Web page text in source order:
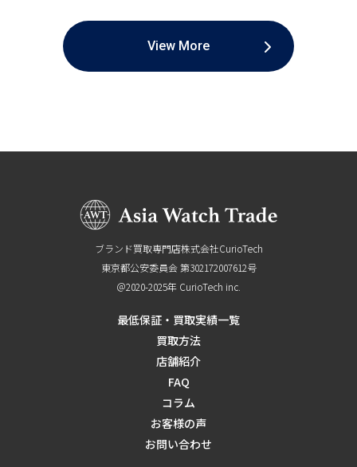
プラス査定になることがある）
3. 個人情報の取り扱いについて
るために必要な手続きです。
買取の際には、法律に基づいた本人確認書類が必要で
す。2020年2月4日以降に発行されたパスポートは単体
では使用できないため、補助書類が必要になります。
また、保証書や付属品が揃っていると査定額がアップ
する可能性があります。買取に関する詳細や、身分証
明書の確認については、お気軽にLINEまたはお電話で
お問い合わせください。
用できなくなりました
✔ ただし、通常の買取取引では本人確認書類として使
ん。
ば、補完可能なケースもありますので、お申し込み前に
お問い合わせください。
買取の際は、本人確認のために 顔写真付きの身分証明
書 をご用意ください。2020年2月4日以降に発行された
パスポートは単体では使用できませんので、補助書類
が必要です。ご不明点がある場合は、事前にLINEやお
電話などでお問い合わせください。
3.状態や市場価値
時計本体の状態や市場での人気が査定額を決定する大
に輸入されたかどうか確認が必要です。購入時の領収
書や税関での申告書がないと、業者が買取を断る場合
があります。
特に高額な時計の場合、輸入履歴や購入証明が査定時
の重要なポイントとなります。
3. 事前に確認すべきこと
購入時の書類を確認: 購入時に発行された領収書やイン
税関での手続きの確認: 税関で申告した記録や納税証明
があれば、査定がスムーズに進みます。
関税を払った記録がない状態で買取を依頼すると、法
的リスクが伴う可能性があります。関税が未納の時計
を買取業者が受け取った場合、業者自身も法的リスク
懲役または1,000万円以下の罰金、またはその両方）。
・税関で適切に申告を行い、関税や消費税を納付した
・未申告の場合のリスク
税法違反となる可能性があります。この場合、買取業
者が取引を断るケースがあります。
・後からの申告手続き
未申告の時計については、後日でも税関で追徴課税を
行い、適法な状態にすることで買取が可能になる場合
・アジアウォッチトレードでは、査定時に時計が適法
に輸入されたものであるかを確認します。購入時の領
収書や税関申告書などの書類があると、査定がスムーズ
税関で適切に申告を行い、関税や消費税を納めている
時計であれば、買取業者が安心して取引を行えるた
め、査定額に影響が出ることは通常ありません。
みます。
・法的リスク
未申告の時計は関税法に違反している可能性があり、
買取業者は取引を行うことができない場合がありま
す。特に高額な時計の場合、未申告での持ち込みが発
覚すると罰則（罰金や追徴課税）が科される可能性が
あるため、業者も慎重になります。
未申告の状態で持ち込まれた時計は、査定自体が拒否
される場合が多いです。買取価格が下がるというより
も、取引が成立しないケースが多いと考えられます。
3. 適法性を確保するための対策
ドによって異なります。以下、それぞれの査定方法ごと
の目安をご案内します。
1. LINE査定（写真査定）
実際に店舗へお持ち込みいただき、その場で査定を行
時計の状態、付属品の有無、市場価格の動向などを詳
細に確認いたします。
※希少モデルや相場変動の大きい時計は、さらにお時
間をいただく場合がございます。
時計を当社にお送りいただき、到着後に実機査定を行
所要時間：時計到着後、通常1～2営業日
View More
ブランド買取専門店株式会社CurioTech
東京都公安委員会 第302172007612号
＠2020-2025年 CurioTech inc.
最低保証・買取実績一覧
買取方法
店舗紹介
FAQ
コラム
お客様の声
お問い合わせ